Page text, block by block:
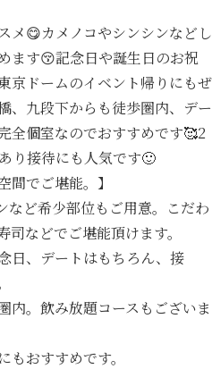
メ😋カメノコやシンシンなどし
ます😚記念日や誕生日のお祝
京ドームのイベント帰りにもぜ
、九段下からも徒歩圏内、デー
全個室なのでおすすめです🥰2
り接待にも人気です🙂
間でご堪能。】
など希少部位もご用意。こだわ
などでご堪能頂けます。
日、デートはもちろん、接
内。飲み放題コースもございま
おすすめです。